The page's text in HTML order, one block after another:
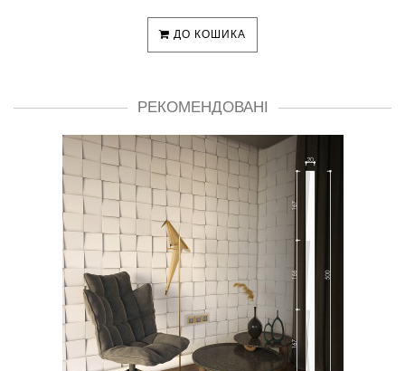
ДО КОШИКА
РЕКОМЕНДОВАНІ